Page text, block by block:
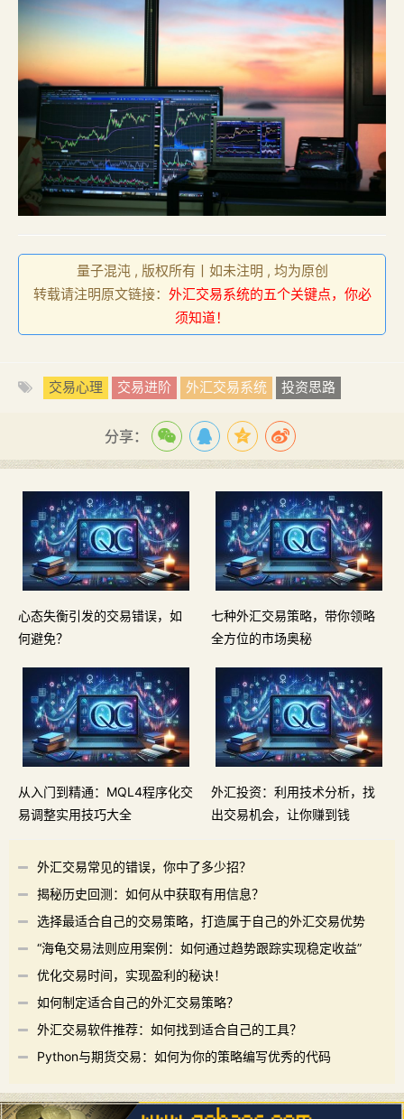
量子混沌 , 版权所有丨如未注明 , 均为原创
转载请注明原文链接： 外汇交易系统的五个关键点，你必
须知道！
交易心理 交易进阶 外汇交易系统 投资思路
分享：
心态失衡引发的交易错误，如
何避免？
七种外汇交易策略，带你领略
全方位的市场奥秘
从入门到精通：MQL4程序化交
易调整实用技巧大全
外汇投资：利用技术分析，找
出交易机会，让你赚到钱
外汇交易常见的错误，你中了多少招？
揭秘历史回测：如何从中获取有用信息？
选择最适合自己的交易策略，打造属于自己的外汇交易优势
“海龟交易法则应用案例：如何通过趋势跟踪实现稳定收益”
优化交易时间，实现盈利的秘诀！
如何制定适合自己的外汇交易策略？
外汇交易软件推荐：如何找到适合自己的工具？
Python与期货交易：如何为你的策略编写优秀的代码